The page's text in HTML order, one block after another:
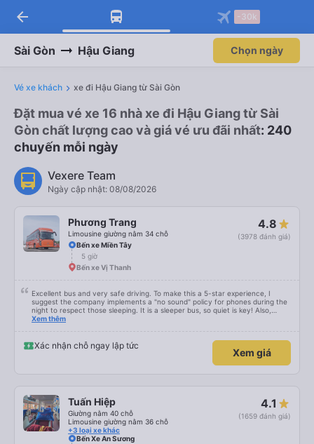
arrow_back -30k
Sài Gòn Hậu Giang Chọn ngày
Vé xe khách xe đi Hậu Giang từ Sài Gòn
Đặt mua vé xe 16 nhà xe đi Hậu Giang từ Sài
Gòn chất lượng cao và giá vé ưu đãi nhất: 240
chuyến mỗi ngày
Vexere Team
Ngày cập nhật: 08/08/2026
Phương Trang
Limousine giường nằm 34 chỗ
4.8
(3978 đánh giá)
Bến xe Miền Tây
5 giờ
Bến xe Vị Thanh
Excellent bus and very safe driving. To make this a 5-star experience, I
suggest the company implements a "no sound" policy for phones during the
night to respect those sleeping. It is a sleeper bus, so quiet is key! Also,
please display the Wi-Fi password clearly inside the cabin for convenience. I
quy định rõ ràng về việc giữ im lặng (tắt âm thanh điện thoại) vào ban đêm
để tránh làm phiền hành khách khác ngủ. Ngoài ra, nhà xe nên dán sẵn mật
khẩu Wi-Fi trong xe để hành khách dễ dàng sử dụng. Tôi vẫn sẽ tiếp tục ủng
Xem thêm
Xác nhận chỗ ngay lập tức
Xem giá
Tuấn Hiệp
Giường nằm 40 chỗ
Limousine giường nằm 36 chỗ
+3 loại xe khác
4.1
(1659 đánh giá)
Bến Xe An Sương